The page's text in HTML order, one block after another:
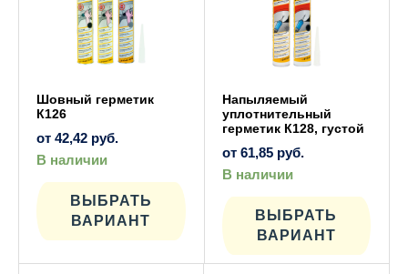
Шовный герметик
К126
от 42,42 руб.
В наличии
ВЫБРАТЬ
ВАРИАНТ
имеет
несколько
вариаций.
выбрать
Напыляемый
уплотнительный
герметик К128, густой
от 61,85 руб.
В наличии
ВЫБРАТЬ
ВАРИАНТ
можно